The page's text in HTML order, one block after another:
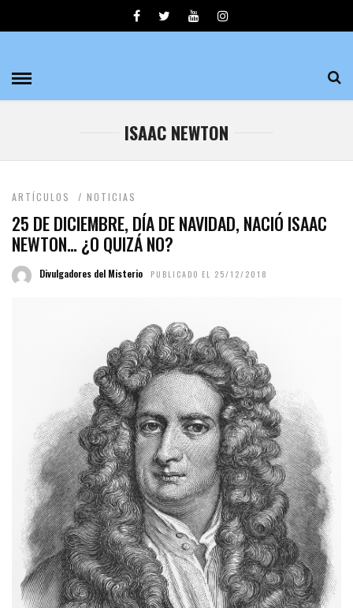
ISAAC NEWTON
ARTÍCULOS / NOTICIAS
25 DE DICIEMBRE, DÍA DE NAVIDAD, NACIÓ ISAAC
NEWTON… ¿O QUIZÁ NO?
Divulgadores del Misterio PUBLICADO EL 25/12/2018